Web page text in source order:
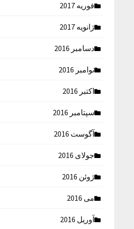
فوریه 2017
ژانویه 2017
دسامبر 2016
نوامبر 2016
اکتبر 2016
سپتامبر 2016
آگوست 2016
جولای 2016
ژوئن 2016
می 2016
آوریل 2016